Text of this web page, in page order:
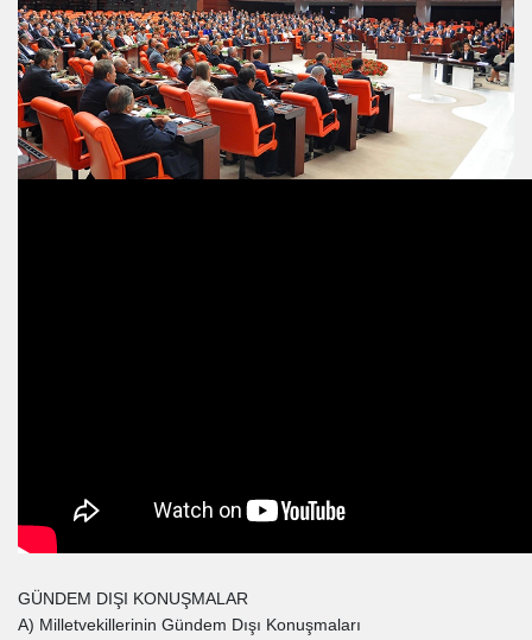
GÜNDEM DIŞI KONUŞMALAR
A) Milletvekillerinin Gündem Dışı Konuşmaları